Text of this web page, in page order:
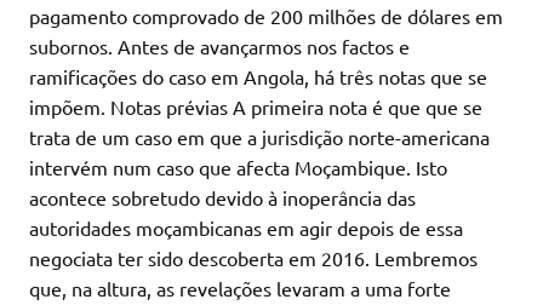
pagamento comprovado de 200 milhões de dólares em
subornos. Antes de avançarmos nos factos e
ramificações do caso em Angola, há três notas que se
impõem. Notas prévias A primeira nota é que que se
trata de um caso em que a jurisdição norte-americana
intervém num caso que afecta Moçambique. Isto
acontece sobretudo devido à inoperância das
autoridades moçambicanas em agir depois de essa
negociata ter sido descoberta em 2016. Lembremos
que, na altura, as revelações levaram a uma forte